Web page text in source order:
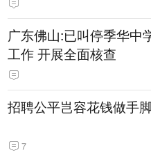
广东佛山:已叫停季华中
工作 开展全面核查
招聘公平岂容花钱做手脚
7